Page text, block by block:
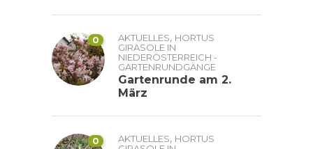
0 AKTUELLES, HORTUS
GIRASOLE IN
NIEDERÖSTERREICH -
GARTENRUNDGÄNGE
Gartenrunde am 2.
März
0 AKTUELLES, HORTUS